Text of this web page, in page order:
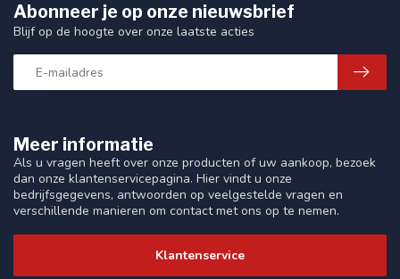
Meer informatie
Als u vragen heeft over onze producten of uw aankoop, bezoek
dan onze klantenservicepagina. Hier vindt u onze
bedrijfsgegevens, antwoorden op veelgestelde vragen en
verschillende manieren om contact met ons op te nemen.
Klantenservice
Abonneer je op onze nieuwsbrief
Blijf op de hoogte over onze laatste acties